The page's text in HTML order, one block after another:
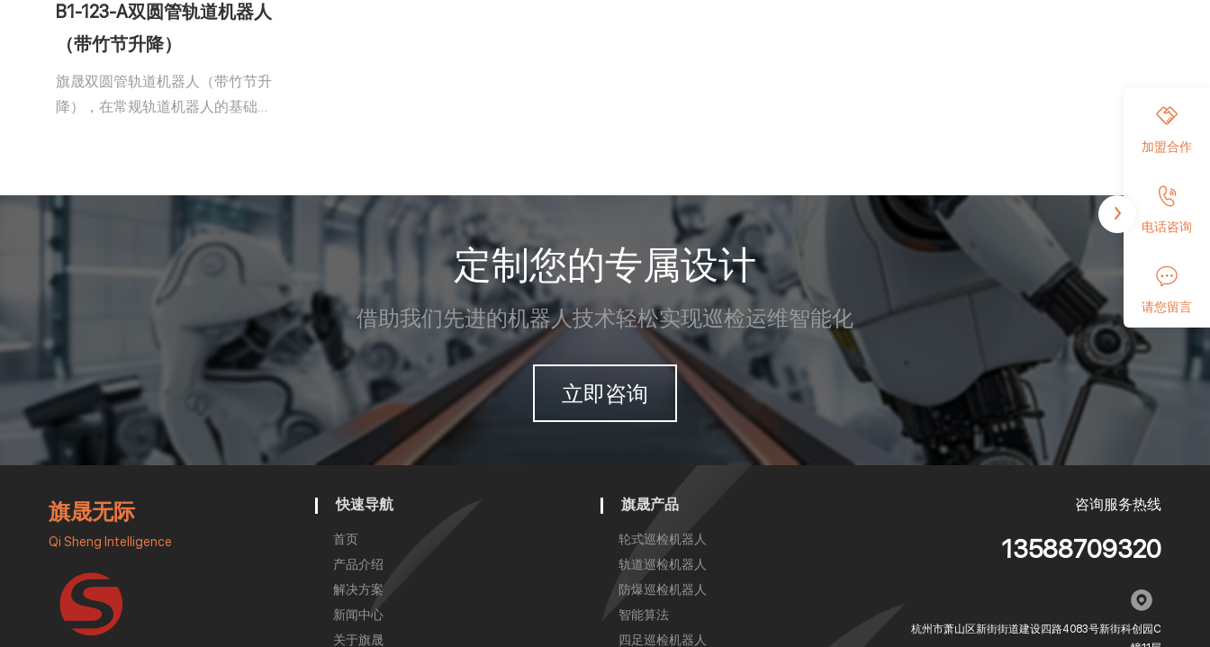
B1-123-A双圆管轨道机器人
（带竹节升降）
旗晟双圆管轨道机器人（带竹节升
降），在常规轨道机器人的基础
支持气体监测、高清视频巡检、AI
智能识别及多传感器融合检测，并
采用编码器+RFID高精度导航系统
（±10mm），确保运行稳定。新增
的升降臂功能可灵活调节检测高
度，适应不同设备层级的巡检需求
（如高低位仪表、管线、阀门
等），解决复杂场景下的监测盲区
问题。
定制您的专属设计
借助我们先进的机器人技术轻松实现巡检运维智能化
立即咨询
旗晟无际
Qi Sheng Intelligence
快速导航
首页
产品介绍
解决方案
新闻中心
关于旗晟
旗晟产品
轮式巡检机器人
轨道巡检机器人
防爆巡检机器人
智能算法
四足巡检机器人
咨询服务热线
13588709320
杭州市萧山区新街街道建设四路4083号新街科创园C
加盟合作
电话咨询
请您留言